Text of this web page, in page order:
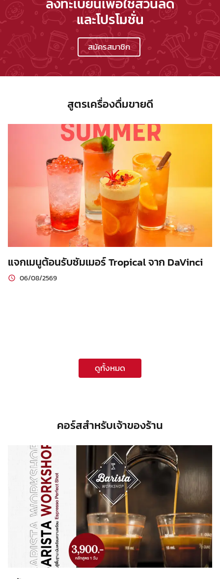
และโปรโมชั่น
สมัครสมาชิก
สูตรเครื่องดื่มขายดี
แจกเมนูต้อนรับซัมเมอร์ Tropical จาก DaVinci
06/08/2569
ดูทั้งหมด
คอร์สสำหรับเจ้าของร้าน